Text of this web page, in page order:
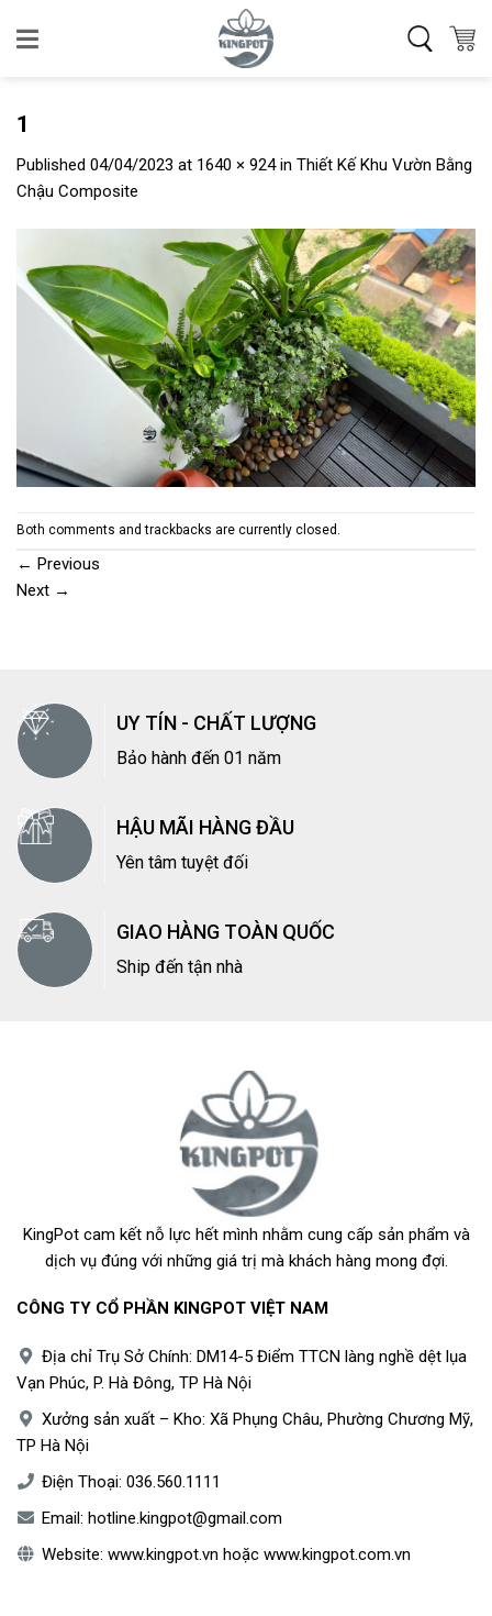
1
Published 04/04/2023 at 1640 × 924in Thiết Kế Khu Vườn Bằng
Chậu Composite
Both comments and trackbacks are currently closed.
← Previous
Next →
UY TÍN - CHẤT LƯỢNG
Bảo hành đến 01 năm
HẬU MÃI HÀNG ĐẦU
Yên tâm tuyệt đối
GIAO HÀNG TOÀN QUỐC
Ship đến tận nhà
KingPot cam kết nỗ lực hết mình nhằm cung cấp sản phẩm và
dịch vụ đúng với những giá trị mà khách hàng mong đợi.
CÔNG TY CỔ PHẦN KINGPOT VIỆT NAM
Địa chỉ Trụ Sở Chính: DM14-5 Điểm TTCN làng nghề dệt lụa
Vạn Phúc, P. Hà Đông, TP Hà Nội
Xưởng sản xuất – Kho: Xã Phụng Châu, Phường Chương Mỹ,
TP Hà Nội
Điện Thoại: 036.560.1111
Email: hotline.kingpot@gmail.com
Website: www.kingpot.vn hoặc www.kingpot.com.vn